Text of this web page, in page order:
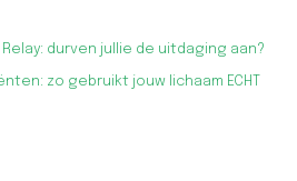
durven jullie de uitdaging aan?
zo gebruikt jouw lichaam ECHT